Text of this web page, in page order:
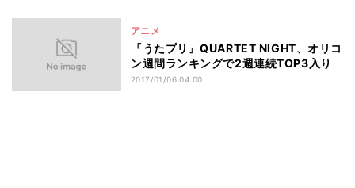
アニメ
『うたプリ』QUARTET NIGHT、オリコ
ン週間ランキングで2週連続TOP3入り
2017/01/06 04:00